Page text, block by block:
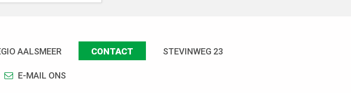
AALSMEER CONTACT STEVINWEG 23
E-MAIL ONS